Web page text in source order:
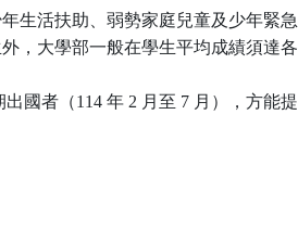
生活扶助、弱勢家庭兒童及少年緊急
，大學部一般在學生平均成績須達各
國者（114 年 2 月至 7 月），方能提